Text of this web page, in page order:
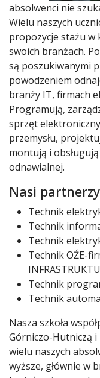
absolwenci nie
Wielu naszych
propozycje stażu w
swoich branżach.
są poszukiwanymi
powodzeniem
branży IT, firmach
Programują,
sprzęt
przemysłu,
montują i
odnawialnej.
Nasi partnerzy
Technik
Technik
Technik
Technik OŹE-
Technik
Technik
Nasza szkoła
Górniczo-Hutniczą
wielu naszych
wyższe, głównie w